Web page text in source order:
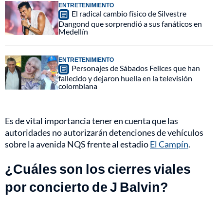
ENTRETENIMIENTO
El radical cambio físico de Silvestre
Dangond que sorprendió a sus fanáticos en
Medellín
ENTRETENIMIENTO
Personajes de Sábados Felices que han
fallecido y dejaron huella en la televisión
colombiana
Es de vital importancia tener en cuenta que las
autoridades no autorizarán detenciones de vehículos
sobre la avenida NQS frente al estadioEl Campín.
¿Cuáles son los cierres viales
por concierto de J Balvin?